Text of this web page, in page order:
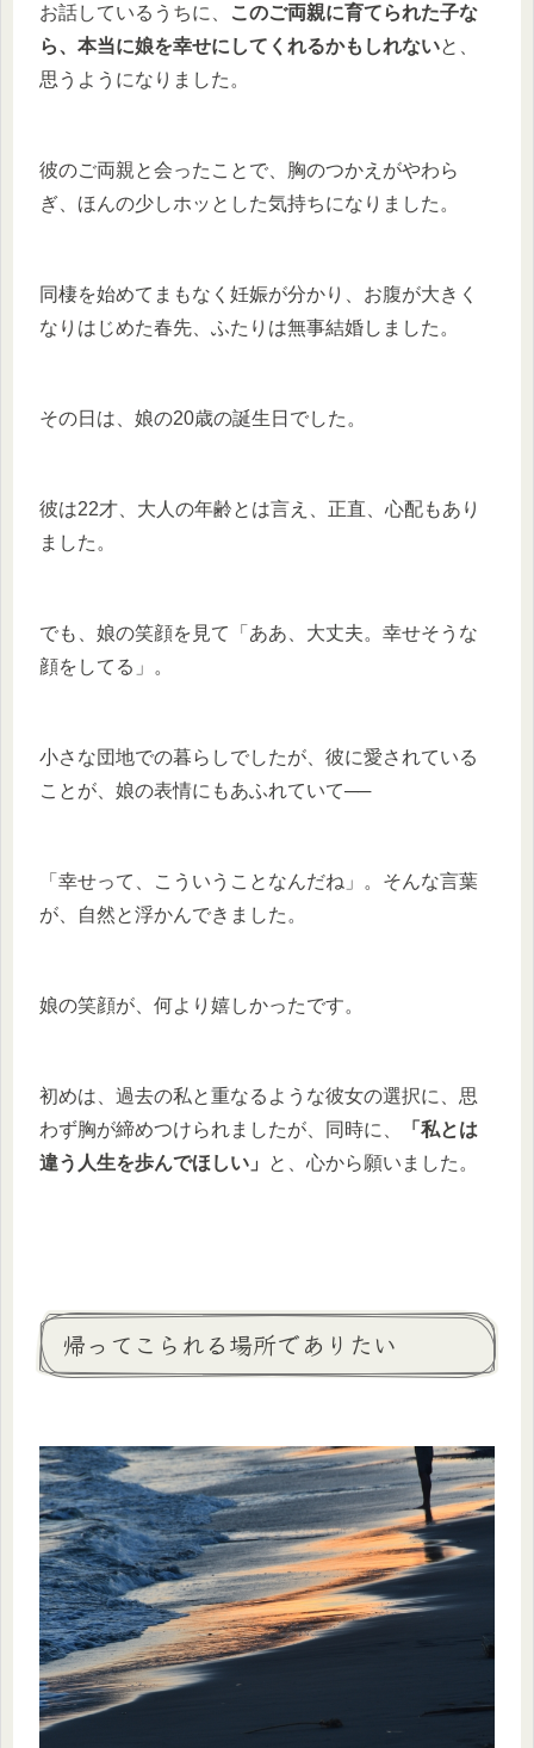
お話しているうちに、
このご両親に育てられた子な
ら、本当に娘を幸せにしてくれるかもしれないと、
思うようになりました。
彼のご両親と会ったことで、胸のつかえがやわら
ぎ、ほんの少しホッとした気持ちになりました。
同棲を始めてまもなく妊娠が分かり、お腹が大きく
なりはじめた春先、ふたりは無事結婚しました。
その日は、娘の20歳の誕生日でした。
彼は22才、大人の年齢とは言え、正直、心配もあり
ました。
でも、娘の笑顔を見て「ああ、大丈夫。幸せそうな
顔をしてる」。
小さな団地での暮らしでしたが、彼に愛されている
ことが、娘の表情にもあふれていて──
「幸せって、こういうことなんだね」。そんな言葉
が、自然と浮かんできました。
娘の笑顔が、何より嬉しかったです。
初めは、過去の私と重なるような彼女の選択に、思
わず胸が締めつけられましたが、同時に、
「私とは
違う人生を歩んでほしい」
と、心から願いました。
帰ってこられる場所でありたい